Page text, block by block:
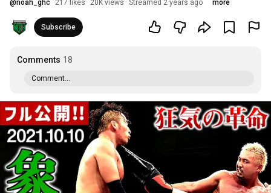
@noah_ghc 217 likes 20K views Streamed 2 years ago more
Subscribe
Comments 18
Comment...